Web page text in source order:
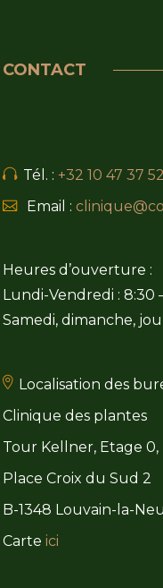
CONTACT
Tél. : +32 10 47 37 52
Email :
Heures d’ouverture :
Lundi-Vendredi : 8:30
Samedi, dimanche,
Localisation des
Clinique des plantes
Tour Kellner, Etage 0,
Place Croix du Sud 2
B-1348 Louvain-la-
Carte ici